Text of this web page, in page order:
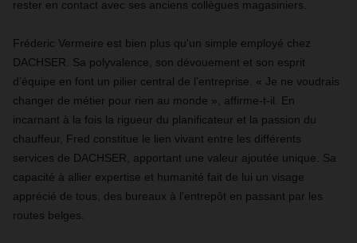
rester en contact avec ses anciens collègues magasiniers.
Fréderic Vermeire est bien plus qu'un simple employé chez
DACHSER. Sa polyvalence, son dévouement et son esprit
d’équipe en font un pilier central de l’entreprise. « Je ne voudrais
changer de métier pour rien au monde », affirme-t-il. En
incarnant à la fois la rigueur du planificateur et la passion du
chauffeur, Fred constitue le lien vivant entre les différents
services de DACHSER, apportant une valeur ajoutée unique. Sa
capacité à allier expertise et humanité fait de lui un visage
apprécié de tous, des bureaux à l'entrepôt en passant par les
routes belges.